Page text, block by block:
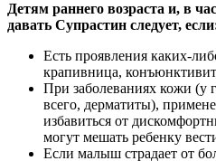
Детям раннего возраста и, в
давать Супрастин следует,
Есть проявления каких-
крапивница,
При заболеваниях кожи (у
всего, дерматиты),
избавиться от
могут мешать ребенку
Если малыш страдает от